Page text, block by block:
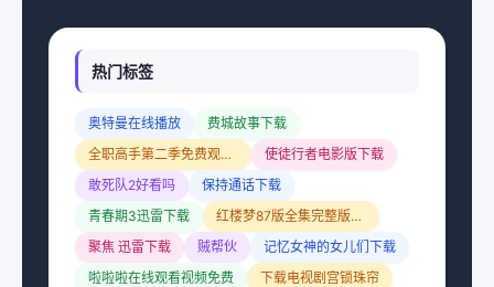
热门标签
奥特曼在线播放
费城故事下载
全职高手第二季免费观看动漫
使徒行者电影版下载
敢死队2好看吗
保持通话下载
青春期3迅雷下载
红楼梦87版全集完整版免费
聚焦 迅雷下载
贼帮伙
记忆女神的女儿们下载
啦啦啦在线观看视频免费
下载电视剧宫锁珠帘